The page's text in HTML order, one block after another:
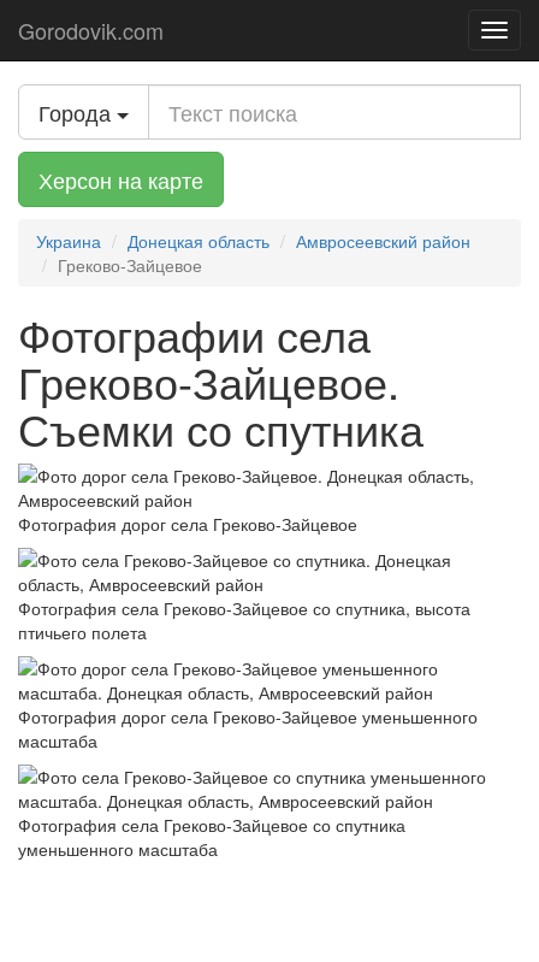
Gorodovik.com
Города
Херсон на карте
Украина Донецкая область
Амвросеевский район
Греково-Зайцевое
Фотографии села
Греково-Зайцевое.
Съемки со спутника
Фотография дорог села Греково-Зайцевое
Фотография села Греково-Зайцевое со спутника, высота
птичьего полета
Фотография дорог села Греково-Зайцевое уменьшенного
масштаба
Фотография села Греково-Зайцевое со спутника
уменьшенного масштаба